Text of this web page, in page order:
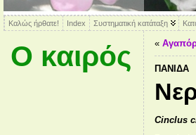
Καλώς ήρθατε! Index Συστηματική κατάταξη
Ο καιρός «
ΠΑΝΊΔΑ
Cinclus